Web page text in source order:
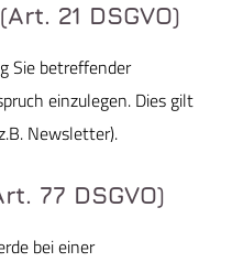
21 DSGVO)
Sie betreffender
einzulegen. Dies gilt
Newsletter).
77 DSGVO)
bei einer